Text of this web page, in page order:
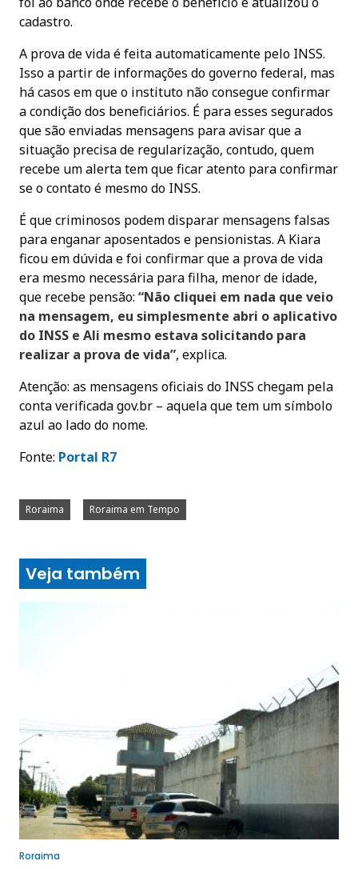
cadastro.
A prova de vida é feita automaticamente pelo INSS.
Isso a partir de informações do governo federal, mas
há casos em que o instituto não consegue confirmar
a condição dos beneficiários. É para esses segurados
que são enviadas mensagens para avisar que a
situação precisa de regularização, contudo, quem
recebe um alerta tem que ficar atento para confirmar
se o contato é mesmo do INSS.
É que criminosos podem disparar mensagens falsas
para enganar aposentados e pensionistas. A Kiara
ficou em dúvida e foi confirmar que a prova de vida
era mesmo necessária para filha, menor de idade,
que recebe pensão: “Não cliquei em nada que veio
na mensagem, eu simplesmente abri o aplicativo
do INSS e Ali mesmo estava solicitando para
realizar a prova de vida”, explica.
Atenção: as mensagens oficiais do INSS chegam pela
conta verificada gov.br – aquela que tem um símbolo
azul ao lado do nome.
Fonte: Portal R7
Roraima Roraima em Tempo
Veja também
Roraima